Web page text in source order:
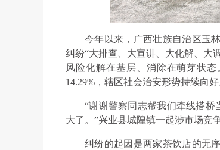
今年以来，广西壮族自治区玉
纠纷“大排查、大宣讲、大化解、大
风险化解在基层、消除在萌芽状
14.29%，辖区社会治安形势持续向好
“谢谢警察同志帮我们牵线搭桥
大了。”兴业县城隍镇一起涉市场竞
纠纷的起因是两家茶饮店的无